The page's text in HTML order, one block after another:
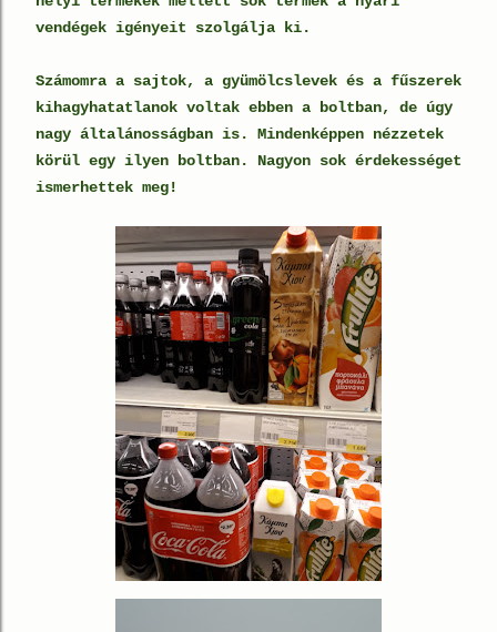
vendégek igényeit szolgálja ki.
Számomra a sajtok, a gyümölcslevek és a fűszerek
kihagyhatatlanok voltak ebben a boltban, de úgy
nagy általánosságban is. Mindenképpen nézzetek
körül egy ilyen boltban. Nagyon sok érdekességet
ismerhettek meg!